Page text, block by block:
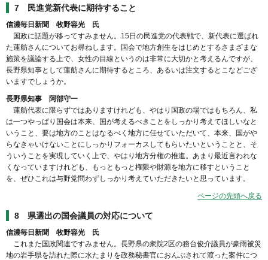
7 民進党新代表に期待すること
信濃毎日新聞 牧野容光 氏
国政に話題が移ってすみません。15日の民進党の代表戦で、新代表に選ばれ
た蓮舫さんについてお尋ねします。国会で地方創生をはじめとするさまざまな
施策を議論する上で、女性の目線というのは非常に大切かと考えるんですが、
長野県知事として蓮舫さんに期待するところ、あるいは注文するとこなどござ
いますでしょうか。
長野県知事 阿部守一
蓮舫代表に限らずではありますけれども、やはり国政の場ではもちろん、私
は一つやっぱり国会は本来、国が考えるべきことをしっかり考えてほしいなと
いうこと、要は地方のことはなるべく地方に任せていただいて、本来、国がや
らなきゃいけないことにしっかりフォーカスしてもらいたいということと、そ
ういうことを実現していく上で、やはり地方分権の推進。あまり最近言われな
くなっていますけれども、もっともっと権限や財源を地方に移すということ
を、ぜひこれは与野党問わずしっかり考えていただきたいと思っています。
ページの先頭へ戻る
8 県選出の国会議員の対応について
信濃毎日新聞 牧野容光 氏
これまた国政関連ですみません。長野県の衆院2区の務台俊介議員が豪雨被災
地の岩手県を訪れた際に水たまりを政務秘書官におんぶされて渡った案件につ